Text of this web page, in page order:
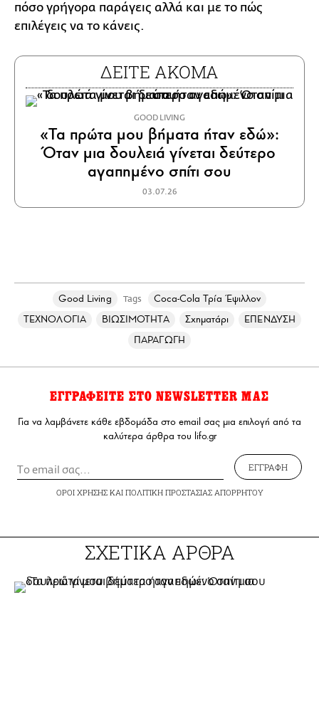
πόσο γρήγορα παράγεις αλλά και με το πώς
επιλέγεις να το κάνεις.
ΔΕΙΤΕ ΑΚΟΜΑ
GOOD LIVING
«Τα πρώτα μου βήματα ήταν εδώ»:
Όταν μια δουλειά γίνεται δεύτερο
αγαπημένο σπίτι σου
03.07.26
Good Living Tags
Coca-Cola Τρία Έψιλλον
ΤΕΧΝΟΛΟΓΙΑ
ΒΙΩΣΙΜΟΤΗΤΑ Σχηματάρι
ΕΠΕΝΔΥΣΗ
ΠΑΡΑΓΩΓΗ
ΕΓΓΡΑΦΕΙΤΕ ΣΤΟ NEWSLETTER ΜΑΣ
Για να λαμβάνετε κάθε εβδομάδα στο email σας μια επιλογή από τα
καλύτερα άρθρα του lifo.gr
ΕΓΓΡΑΦΗ
ΟΡΟΙ ΧΡΗΣΗΣΚΑΙ ΠΟΛΙΤΙΚΗ ΠΡΟΣΤΑΣΙΑΣ ΑΠΟΡΡΗΤΟΥ
ΣΧΕΤΙΚΑ ΑΡΘΡΑ